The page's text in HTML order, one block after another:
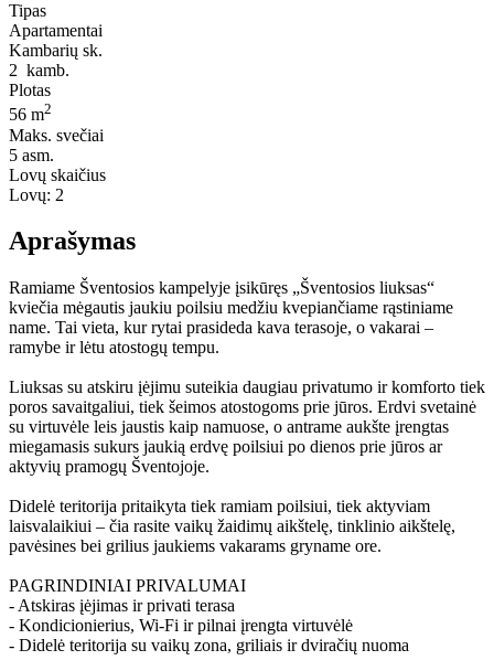
Tipas
Apartamentai
Kambarių sk.
2 kamb.
Plotas
56 m2
Maks. svečiai
5 asm.
Lovų skaičius
Lovų: 2
Aprašymas
Ramiame Šventosios kampelyje įsikūręs „Šventosios liuksas“
kviečia mėgautis jaukiu poilsiu medžiu kvepiančiame rąstiniame
name. Tai vieta, kur rytai prasideda kava terasoje, o vakarai –
ramybe ir lėtu atostogų tempu.
Liuksas su atskiru įėjimu suteikia daugiau privatumo ir komforto tiek
poros savaitgaliui, tiek šeimos atostogoms prie jūros. Erdvi svetainė
su virtuvėle leis jaustis kaip namuose, o antrame aukšte įrengtas
miegamasis sukurs jaukią erdvę poilsiui po dienos prie jūros ar
aktyvių pramogų Šventojoje.
Didelė teritorija pritaikyta tiek ramiam poilsiui, tiek aktyviam
laisvalaikiui – čia rasite vaikų žaidimų aikštelę, tinklinio aikštelę,
pavėsines bei grilius jaukiems vakarams gryname ore.
PAGRINDINIAI PRIVALUMAI
- Atskiras įėjimas ir privati terasa
- Kondicionierius, Wi-Fi ir pilnai įrengta virtuvėlė
- Didelė teritorija su vaikų zona, griliais ir dviračių nuoma